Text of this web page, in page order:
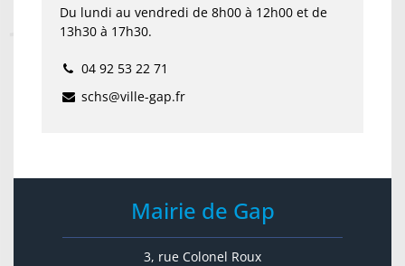
Du lundi au vendredi de 8h00 à 12h00 et de
13h30 à 17h30.
04 92 53 22 71
schs@ville-gap.fr
Mairie de Gap
3, rue Colonel Roux